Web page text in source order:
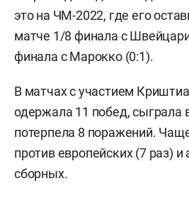
это на ЧМ-2022, где его
матче 1/8 финала с
финала с Марокко (0:1).
В матчах с участием
одержала 11 побед, сыграла
потерпела 8 поражений.
против европейских (7 раз) и
сборных.